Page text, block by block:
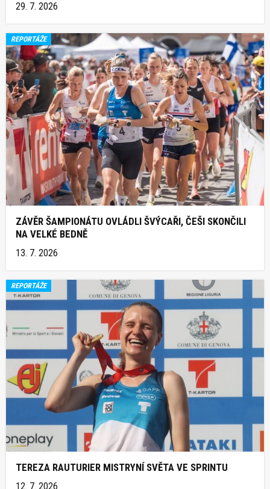
29. 7. 2026
REPORTÁŽE
ZÁVĚR ŠAMPIONÁTU OVLÁDLI ŠVÝCAŘI, ČEŠI SKONČILI
NA VELKÉ BEDNĚ
13. 7. 2026
REPORTÁŽE
TEREZA RAUTURIER MISTRYNÍ SVĚTA VE SPRINTU
12. 7. 2026